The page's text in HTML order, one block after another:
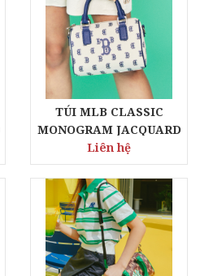
TÚI MLB CLASSIC
MONOGRAM JACQUARD
S-BOSTON BAG BOSTON
RED SOX
Liên hệ